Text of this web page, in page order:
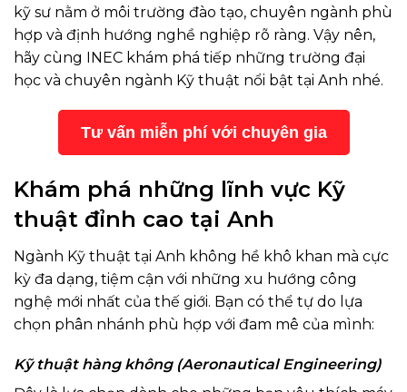
kỹ sư nằm ở môi trường đào tạo, chuyên ngành phù
hợp và định hướng nghề nghiệp rõ ràng. Vậy nên,
hãy cùng INEC khám phá tiếp những trường đại
học và chuyên ngành Kỹ thuật nổi bật tại Anh nhé.
Tư vấn miễn phí với chuyên gia
Khám phá những lĩnh vực Kỹ
thuật đỉnh cao tại Anh
Ngành Kỹ thuật tại Anh không hề khô khan mà cực
kỳ đa dạng, tiệm cận với những xu hướng công
nghệ mới nhất của thế giới. Bạn có thể tự do lựa
chọn phân nhánh phù hợp với đam mê của mình:
Kỹ thuật hàng không (Aeronautical Engineering)